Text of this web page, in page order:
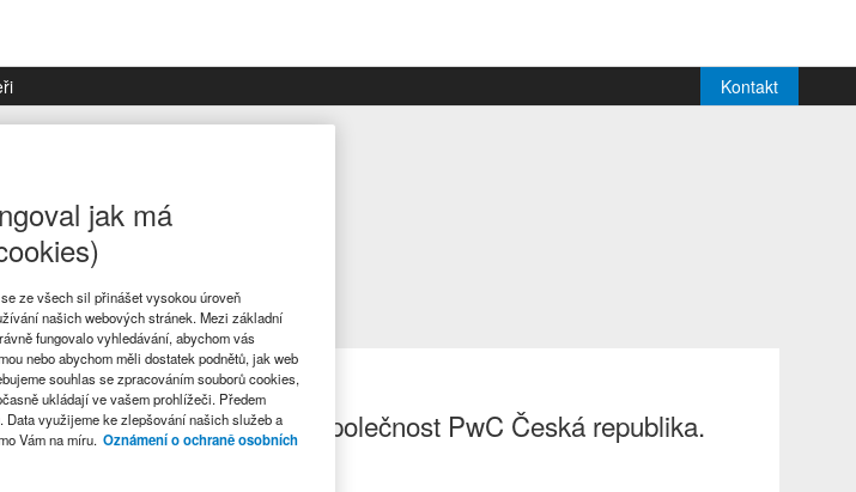
Kontakt
roku 2022 se stala společnost PwC Česká republika.
daňová firma roku?
jak má
ze všech sil přinášet vysokou úroveň
našich webových stránek. Mezi základní
fungovalo vyhledávání, abychom vás
nebo abychom měli dostatek podnětů, jak web
souhlas se zpracováním souborů cookies,
ukládají ve vašem prohlížeči. Předem
Data využijeme ke zlepšování našich služeb a
Vám na míru. Oznámení o ochraně osobních